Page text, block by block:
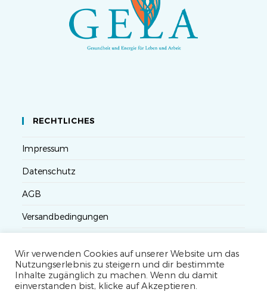
RECHTLICHES
Impressum
Datenschutz
AGB
Versandbedingungen
Seminarteilnahme- und Storno-Bedingungen
Wir verwenden Cookies auf unserer Website um das
Nutzungserlebnis zu steigern und dir bestimmte
Inhalte zugänglich zu machen. Wenn du damit
einverstanden bist, klicke auf Akzeptieren.